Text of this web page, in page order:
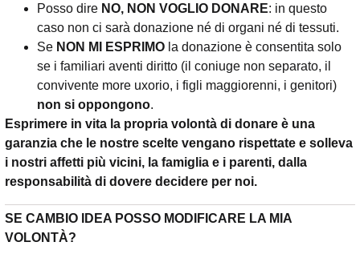
Posso dire NO, NON VOGLIO DONARE: in questo
caso non ci sarà donazione né di organi né di tessuti.
Se NON MI ESPRIMO la donazione è consentita solo
se i familiari aventi diritto (il coniuge non separato, il
convivente more uxorio, i figli maggiorenni, i genitori)
non si oppongono.
Esprimere in vita la propria volontà di donare è una
garanzia che le nostre scelte vengano rispettate e solleva
i nostri affetti più vicini, la famiglia e i parenti, dalla
responsabilità di dovere decidere per noi.
SE CAMBIO IDEA POSSO MODIFICARE LA MIA
VOLONTÀ?